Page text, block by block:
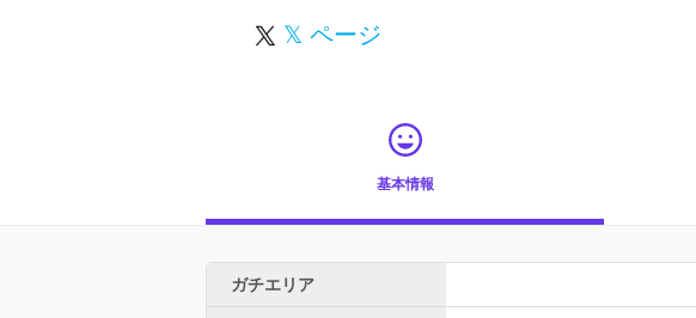
𝕏 ページ
基本情報
ガチエリア